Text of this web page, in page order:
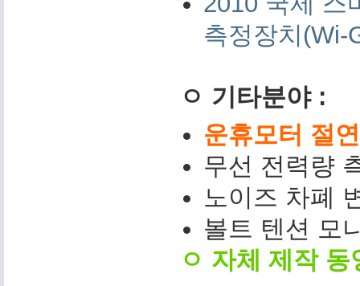
측정장치(Wi-
ㅇ 기타분야 :
운휴모터 절
무선 전력량
노이즈 차폐
볼트 텐션 모
ㅇ 자체 제작